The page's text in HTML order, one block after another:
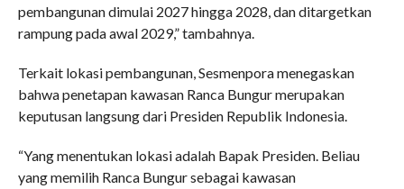
pembangunan dimulai 2027 hingga 2028, dan ditargetkan
rampung pada awal 2029,” tambahnya.
Terkait lokasi pembangunan, Sesmenpora menegaskan
bahwa penetapan kawasan Ranca Bungur merupakan
keputusan langsung dari Presiden Republik Indonesia.
“Yang menentukan lokasi adalah Bapak Presiden. Beliau
yang memilih Ranca Bungur sebagai kawasan